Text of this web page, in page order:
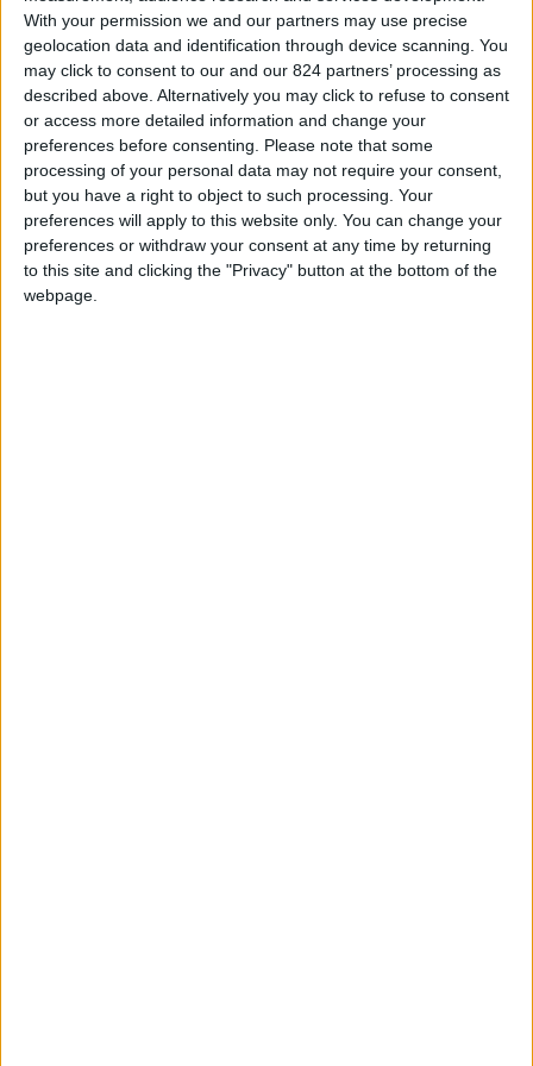
With your permission we and our partners may use precise
geolocation data and identification through device scanning. You
may click to consent to our and our 824 partners’ processing as
described above. Alternatively you may click to refuse to consent
or access more detailed information and change your
preferences before consenting.
Please note that some
processing of your personal data may not require your consent,
but you have a right to object to such processing. Your
preferences will apply to this website only. You can change your
preferences or withdraw your consent at any time by returning
to this site and clicking the "Privacy" button at the bottom of the
webpage.
altro…ci sono le passioni, i sogni, i sentimenti.
E soprattutto ognuno ha il proprio “io”, la propria
natura, alla quale non si può sfuggire, perlomeno
non per molto.